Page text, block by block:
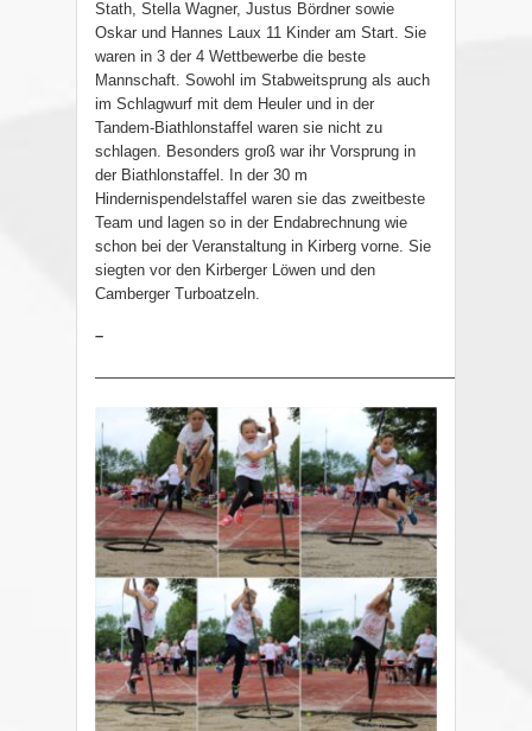
Stath, Stella Wagner, Justus Bördner sowie
Oskar und Hannes Laux 11 Kinder am Start. Sie
waren in 3 der 4 Wettbewerbe die beste
Mannschaft. Sowohl im Stabweitsprung als auch
im Schlagwurf mit dem Heuler und in der
Tandem-Biathlonstaffel waren sie nicht zu
schlagen. Besonders groß war ihr Vorsprung in
der Biathlonstaffel. In der 30 m
Hindernispendelstaffel waren sie das zweitbeste
Team und lagen so in der Endabrechnung wie
schon bei der Veranstaltung in Kirberg vorne. Sie
siegten vor den Kirberger Löwen und den
Camberger Turboatzeln.
–